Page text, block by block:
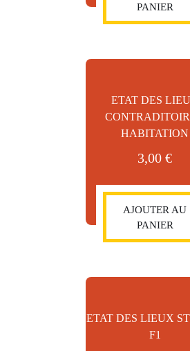
PANIER
ETAT DES
HABITATION
3,00 €
AJOUTER AU
PANIER
ETAT DES LIEUX
F1